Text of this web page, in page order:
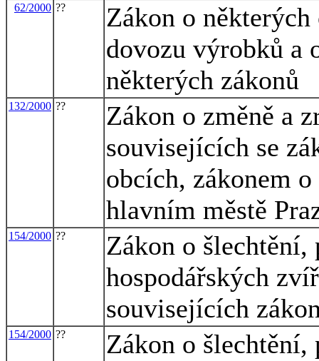
62/2000 ??
Zákon o
dovozu výrobků a
některých zákonů
132/2000 ??
Zákon o změně a
souvisejících se
obcích, zákonem
hlavním městě
154/2000 ??
Zákon o šlechtění,
hospodářských
souvisejících
154/2000 ??
Zákon o šlechtění,